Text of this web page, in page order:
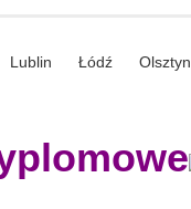
Lublin Łódź Olsztyn